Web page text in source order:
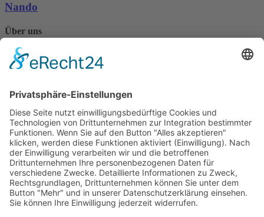
Nando
Über uns
Seit 1986 kümmert sich das Tierschutzheim Konstanz und
Umgebung e.V. um hilfsbedürftige Tiere in der Region.
Kontaktiere uns
07531 / 79547
info@tierschutzheim.de
Facebook Instagram Instagram
Mitglied im Deutschen Tierschutzbund e.V.
Landestierschutzverband Baden-Württemberg